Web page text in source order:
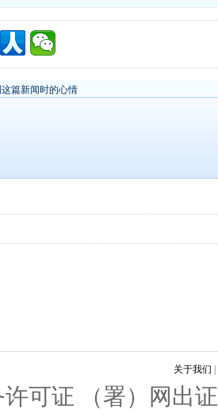
篇新闻时的心情
关于我们
可证 （署）网出